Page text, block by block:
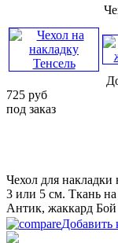
725 руб
под заказ
Чехол для накладки
3 или 5 см. Ткань
Антик, жаккард
Добавить